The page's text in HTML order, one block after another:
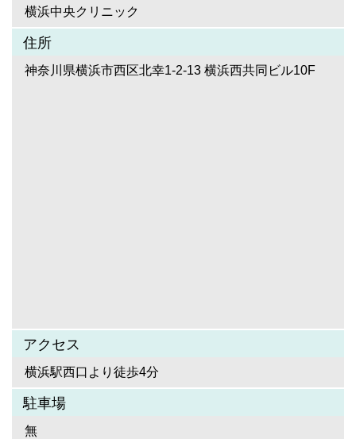
横浜中央クリニック
住所
神奈川県横浜市西区北幸1-2-13 横浜西共同ビル10F
アクセス
横浜駅西口より徒歩4分
駐車場
無